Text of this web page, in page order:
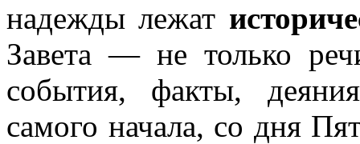
надежды лежат
Завета — не только
события, факты,
самого начала, со дня